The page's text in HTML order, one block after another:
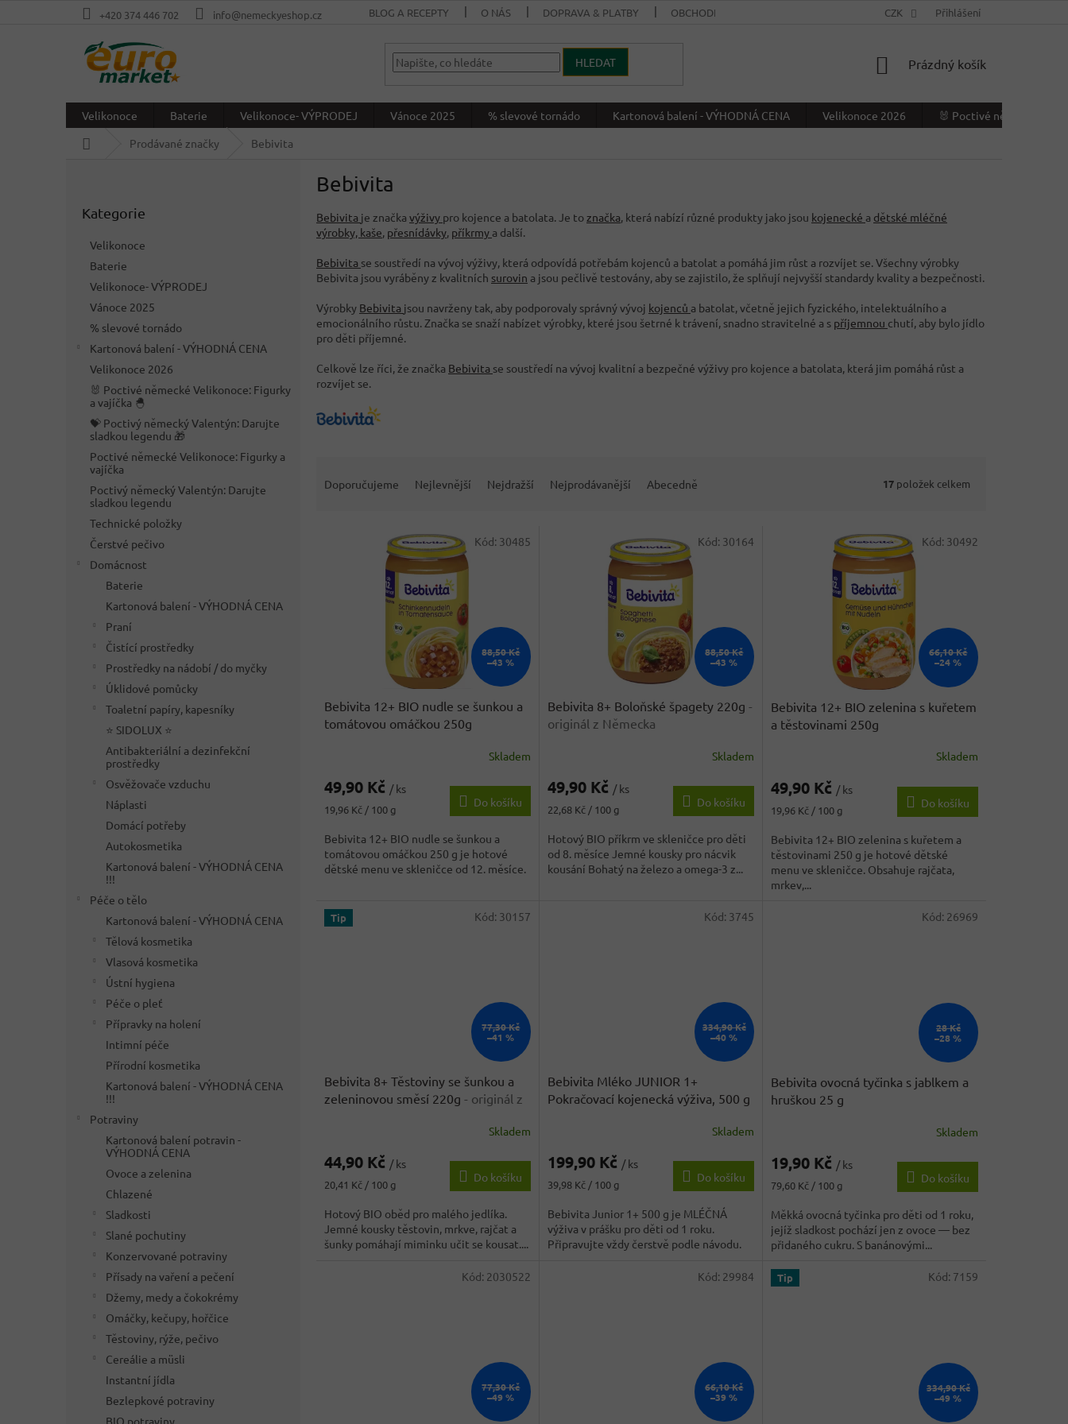
+420 374 446 702 info@nemeckyeshop.cz BLOG A RECEPTY O NÁS DOPRAVA & PLATBY OBCHODNÍ PODMÍNKY VÝDEJNÍ MÍSTO
CZK Přihlášení
HLEDAT
NÁKUPNÍ
Prázdný košík
Velikonoce Baterie Velikonoce- VÝPRODEJ Vánoce 2025 % slevové tornádo Kartonová balení - VÝHODNÁ CENA Velikonoce 2026
🐰 Poctivé německé
Prodávané značky Bebivita
kategorie
Kategorie
Velikonoce
Baterie
Velikonoce- VÝPRODEJ
Vánoce 2025
% slevové tornádo
Kartonová balení - VÝHODNÁ CENA
Velikonoce 2026
🐰 Poctivé německé Velikonoce: Figurky
a vajíčka 🐣
💝 Poctivý německý Valentýn: Darujte
sladkou legendu 🎁
Poctivé německé Velikonoce: Figurky a
vajíčka
Poctivý německý Valentýn: Darujte
sladkou legendu
Technické položky
Čerstvé pečivo
Domácnost
Baterie
Kartonová balení - VÝHODNÁ CENA
Praní
Čistící prostředky
Prostředky na nádobí / do myčky
Úklidové pomůcky
Toaletní papíry, kapesníky
⭐ SIDOLUX ⭐
Antibakteriální a dezinfekční
prostředky
Osvěžovače vzduchu
Náplasti
Domácí potřeby
Autokosmetika
Kartonová balení - VÝHODNÁ CENA
!!!
Péče o tělo
Kartonová balení - VÝHODNÁ CENA
Tělová kosmetika
Vlasová kosmetika
Ústní hygiena
Péče o pleť
Přípravky na holení
Intimní péče
Přírodní kosmetika
Kartonová balení - VÝHODNÁ CENA
!!!
Potraviny
Kartonová balení potravin -
VÝHODNÁ CENA
Ovoce a zelenina
Chlazené
Sladkosti
Slané pochutiny
Konzervované potraviny
Přísady na vaření a pečení
Džemy, medy a čokokrémy
Omáčky, kečupy, hořčice
Těstoviny, rýže, pečivo
Cereálie a müsli
Instantní jídla
Bezlepkové potraviny
BIO potraviny
Bebivita
Bebivita je značka výživy pro kojence a batolata. Je to značka, která nabízí různé produkty jako jsou kojenecké a dětské mléčné
výrobky, kaše, přesnídávky, příkrmy a další.
Bebivita se soustředí na vývoj výživy, která odpovídá potřebám kojenců a batolat a pomáhá jim růst a rozvíjet se. Všechny výrobky
Bebivita jsou vyráběny z kvalitních surovin a jsou pečlivě testovány, aby se zajistilo, že splňují nejvyšší standardy kvality a bezpečnosti.
Výrobky Bebivita jsou navrženy tak, aby podporovaly správný vývoj kojenců a batolat, včetně jejich fyzického, intelektuálního a
emocionálního růstu. Značka se snaží nabízet výrobky, které jsou šetrné k trávení, snadno stravitelné a s příjemnou chutí, aby bylo jídlo
pro děti příjemné.
Celkově lze říci, že značka Bebivita se soustředí na vývoj kvalitní a bezpečné výživy pro kojence a batolata, která jim pomáhá růst a
rozvíjet se.
Doporučujeme Nejlevnější Nejdražší Nejprodávanější Abecedně 17 položek celkem
88,50 Kč
–43 %
Bebivita 12+ BIO nudle se šunkou a
tomátovou omáčkou 250g
produktu
5,0
z
5
hvězdiček.
Skladem
49,90 Kč / ks
Měrná
19,96 Kč / 100 g
Do košíku
Bebivita 12+ BIO nudle se šunkou a
tomátovou omáčkou 250 g je hotové
dětské menu ve skleničce od 12. měsíce.
Kód: 30485
88,50 Kč
–43 %
Bebivita 8+ Boloňské špagety 220g -
originál z Německa
produktu
4,2
z
5
hvězdiček.
Skladem
49,90 Kč / ks
Měrná
22,68 Kč / 100 g
Do košíku
Hotový BIO příkrm ve skleničce pro děti
od 8. měsíce Jemné kousky pro nácvik
kousání Bohatý na železo a omega-3 z...
Kód: 30164
66,10 Kč
–24 %
Bebivita 12+ BIO zelenina s kuřetem
a těstovinami 250g
Skladem
49,90 Kč / ks
Měrná
19,96 Kč / 100 g
Do košíku
Bebivita 12+ BIO zelenina s kuřetem a
těstovinami 250 g je hotové dětské
menu ve skleničce. Obsahuje rajčata,
mrkev,...
Kód: 30492
Tip
77,30 Kč
–41 %
Bebivita 8+ Těstoviny se šunkou a
zeleninovou směsí 220g - originál z
Skladem
44,90 Kč / ks
Měrná
20,41 Kč / 100 g
Do košíku
Hotový BIO oběd pro malého jedlíka.
Jemné kousky těstovin, mrkve, rajčat a
šunky pomáhají miminku učit se kousat....
Kód: 30157
334,90 Kč
–40 %
Bebivita Mléko JUNIOR 1+
Pokračovací kojenecká výživa, 500 g
produktu
4,0
z
hvězdiček.
Skladem
199,90 Kč / ks
Měrná
39,98 Kč / 100 g
Do košíku
Bebivita Junior 1+ 500 g je MLÉČNÁ
výživa v prášku pro děti od 1 roku.
Připravujte vždy čerstvě podle návodu.
Kód: 3745
28 Kč
–28 %
Bebivita ovocná tyčinka s jablkem a
hruškou 25 g
produktu
2,5
z
5
hvězdiček.
Skladem
19,90 Kč / ks
Měrná
79,60 Kč / 100 g
Do košíku
Měkká ovocná tyčinka pro děti od 1 roku,
jejíž sladkost pochází jen z ovoce — bez
přidaného cukru. S banánovými...
Kód: 26969
77,30 Kč
–49 %
Kód: 2030522
66,10 Kč
–39 %
Kód: 29984 Tip
334,90 Kč
–49 %
Kód: 7159